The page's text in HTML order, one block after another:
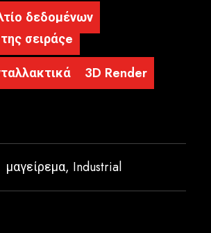
δεδομένων
σειράςe
3D Render
μαγείρεμα, Industrial